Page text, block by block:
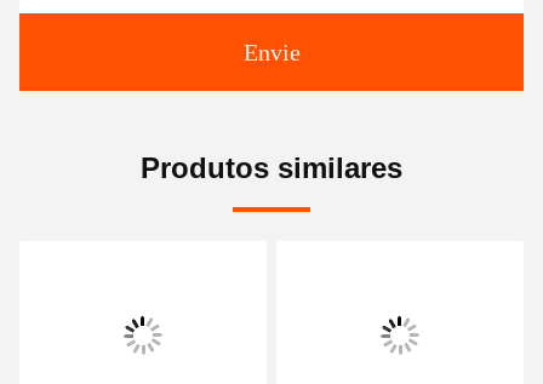
Envie
Produtos similares